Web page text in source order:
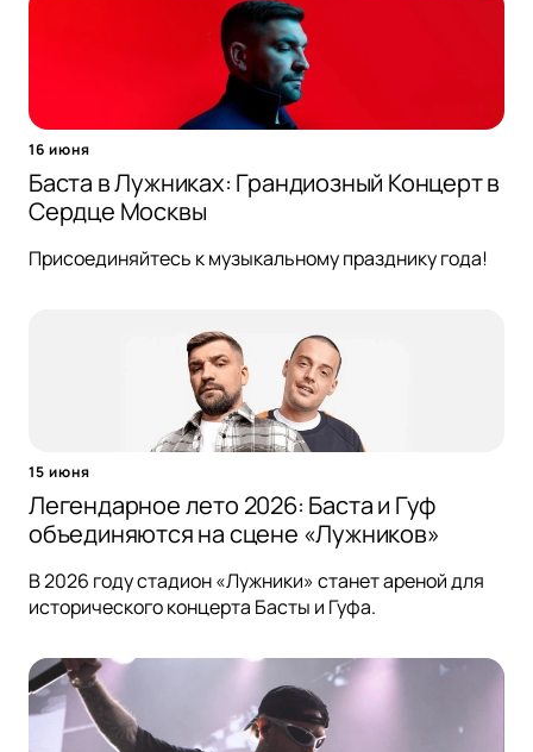
16 июня
Баста в Лужниках: Грандиозный Концерт в
Сердце Москвы
Присоединяйтесь к музыкальному празднику года!
15 июня
Легендарное лето 2026: Баста и Гуф
объединяются на сцене «Лужников»
В 2026 году стадион «Лужники» станет ареной для
исторического концерта Басты и Гуфа.